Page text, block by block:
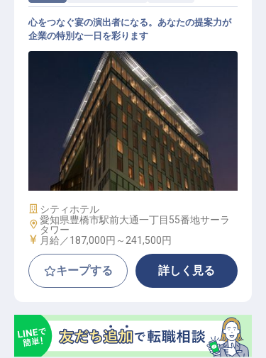
法人向け宴会セールス
心をつなぐ宴の演出者になる。あなたの提案力が
企業の特別な一日を彩ります
施設業態
シティホテル
勤務地
愛知県豊橋市駅前大通一丁目55番地サーラ
タワー
給与
月給／187,000円～ 241,500円
キープする 詳しく見る